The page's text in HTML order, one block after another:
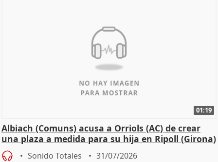
01:19
Albiach (Comuns) acusa a Orriols (AC) de crear
una plaza a medida para su hija en Ripoll (Girona)
Sonido Totales 31/07/2026